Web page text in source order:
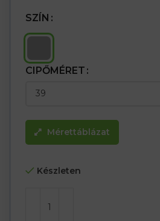
SZÍN
CIPŐMÉRET
Mérettáblázat
Készleten